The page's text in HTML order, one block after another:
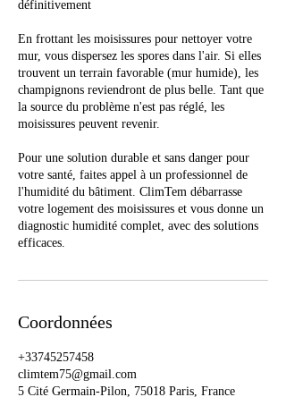
définitivement
En frottant les moisissures pour nettoyer votre
mur, vous dispersez les spores dans l'air. Si elles
trouvent un terrain favorable (mur humide), les
champignons reviendront de plus belle. Tant que
la source du problème n'est pas réglé, les
moisissures peuvent revenir.
Pour une solution durable et sans danger pour
votre santé, faites appel à un professionnel de
l'humidité du bâtiment. ClimTem débarrasse
votre logement des moisissures et vous donne un
diagnostic humidité complet, avec des solutions
Coordonnées
+33745257458
climtem75@gmail.com
5 Cité Germain-Pilon, 75018 Paris, France